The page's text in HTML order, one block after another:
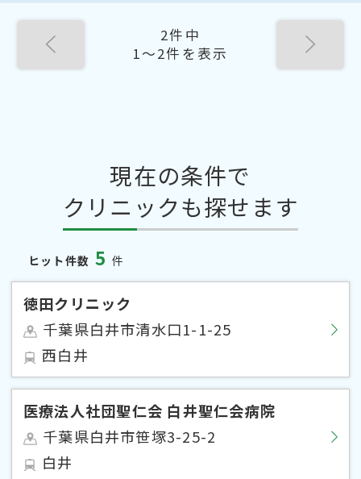
2件中
1〜2件を表示
現在の条件で
クリニックも探せます
ヒット件数 5 件
徳田クリニック
千葉県白井市清水口1-1-25
西白井
医療法人社団聖仁会 白井聖仁会病院
千葉県白井市笹塚3-25-2
白井